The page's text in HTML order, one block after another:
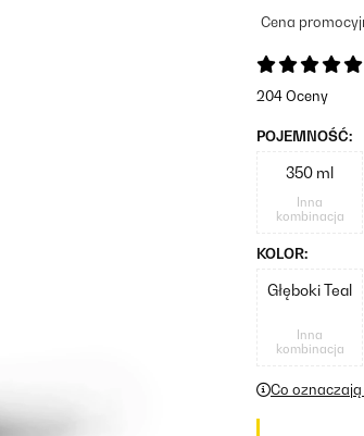
Cena
204 Oceny
POJEMNOŚĆ:
350 ml
Inna
kombinacja
KOLOR:
Głęboki Teal
Inna
kombinacja
Co